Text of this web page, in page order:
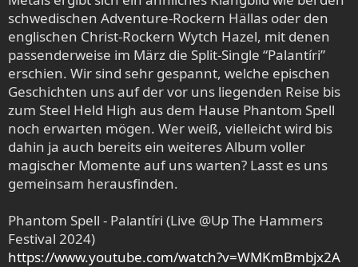
schwedischen Adventure-Rockern Hällas oder den
englischen Christ-Rockern Wytch Hazel, mit denen
passenderweise im März die Split-Single “Palantíri”
erschien. Wir sind sehr gespannt, welche epischen
Geschichten uns auf der vor uns liegenden Reise bis
zum Steel Held High aus dem Hause Phantom Spell
noch erwarten mögen. Wer weiß, vielleicht wird bis
dahin ja auch bereits ein weiteres Album voller
magischer Momente auf uns warten? Lasst es uns
gemeinsam herausfinden.
Phantom Spell - Palantíri (Live @Up The Hammers
Festival 2024)
https://www.youtube.com/watch?v=WMKmBmbjx2A